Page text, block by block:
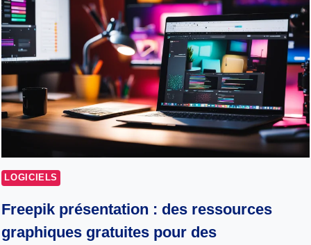
LOGICIELS
Freepik présentation : des ressources
graphiques gratuites pour des